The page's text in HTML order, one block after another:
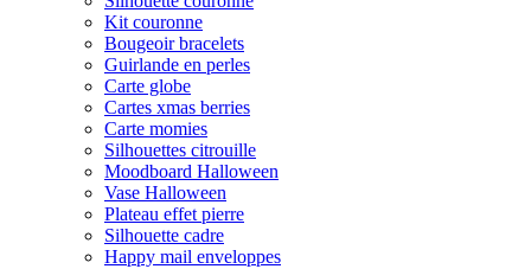
Kit couronne
Bougeoir bracelets
Guirlande en perles
Carte globe
Cartes xmas berries
Carte momies
Silhouettes citrouille
Moodboard Halloween
Vase Halloween
Plateau effet pierre
Silhouette cadre
Happy mail enveloppes